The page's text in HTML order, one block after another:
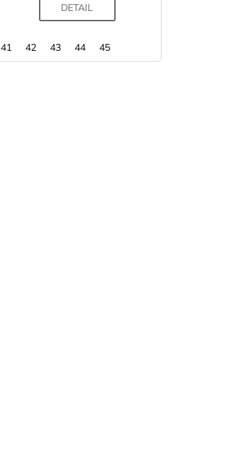
DETAIL
41 42 43 44 45